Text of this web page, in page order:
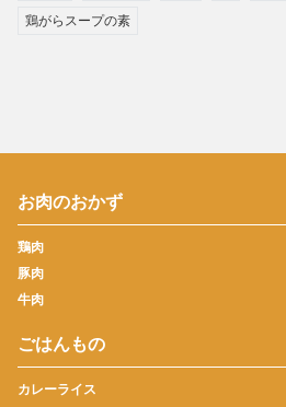
鶏がらスープの素
お肉のおかず
鶏肉
豚肉
牛肉
ごはんもの
カレーライス